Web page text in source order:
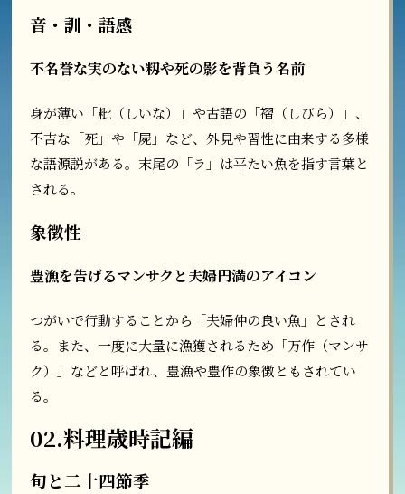
音・訓・語感
不名誉な実のない籾や死の影を背負う名前
身が薄い「粃（しいな）」や古語の「褶（しびら）」、
不吉な「死」や「屍」など、外見や習性に由来する多様
な語源説がある。末尾の「ラ」は平たい魚を指す言葉と
される。
象徴性
豊漁を告げるマンサクと夫婦円満のアイコン
つがいで行動することから「夫婦仲の良い魚」とされ
る。また、一度に大量に漁獲されるため「万作（マンサ
ク）」などと呼ばれ、豊漁や豊作の象徴ともされてい
る。
02.料理歳時記編
旬と二十四節季